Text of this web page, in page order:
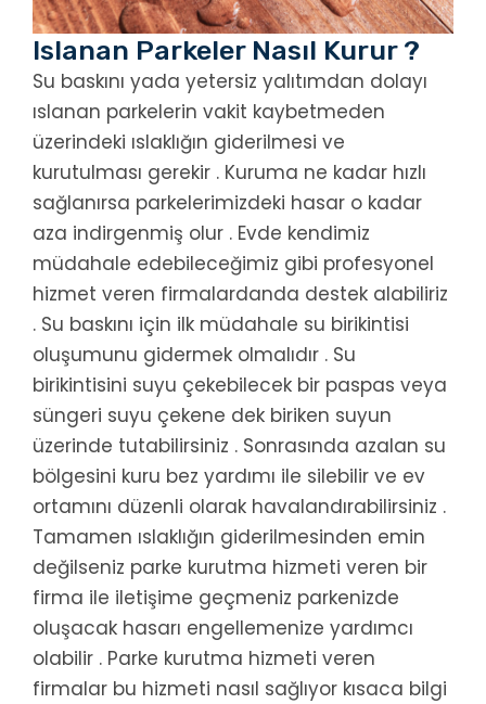
Islanan Parkeler Nasıl Kurur ?
Su baskını yada yetersiz yalıtımdan dolayı
ıslanan parkelerin vakit kaybetmeden
üzerindeki ıslaklığın giderilmesi ve
kurutulması gerekir . Kuruma ne kadar hızlı
sağlanırsa parkelerimizdeki hasar o kadar
aza indirgenmiş olur . Evde kendimiz
müdahale edebileceğimiz gibi profesyonel
hizmet veren firmalardanda destek alabiliriz
. Su baskını için ilk müdahale su birikintisi
oluşumunu gidermek olmalıdır . Su
birikintisini suyu çekebilecek bir paspas veya
süngeri suyu çekene dek biriken suyun
üzerinde tutabilirsiniz . Sonrasında azalan su
bölgesini kuru bez yardımı ile silebilir ve ev
ortamını düzenli olarak havalandırabilirsiniz .
Tamamen ıslaklığın giderilmesinden emin
değilseniz parke kurutma hizmeti veren bir
firma ile iletişime geçmeniz parkenizde
oluşacak hasarı engellemenize yardımcı
olabilir . Parke kurutma hizmeti veren
firmalar bu hizmeti nasıl sağlıyor kısaca bilgi